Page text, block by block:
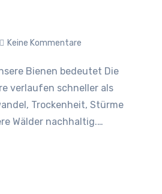
Keine Kommentare
verlaufen schneller als
Trockenheit, Stürme
Wälder nachhaltig.…